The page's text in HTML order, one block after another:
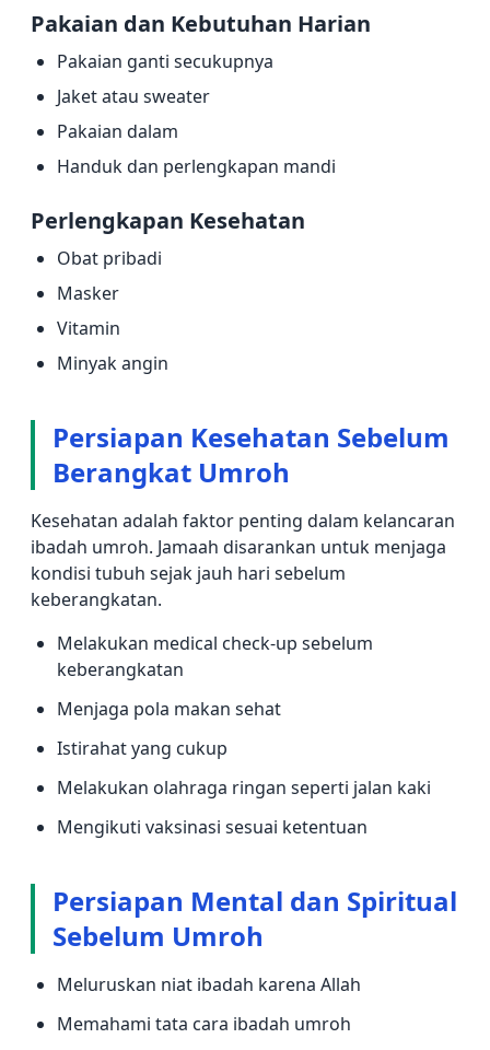
Pakaian dan Kebutuhan Harian
Pakaian ganti secukupnya
Jaket atau sweater
Pakaian dalam
Handuk dan perlengkapan mandi
Perlengkapan Kesehatan
Obat pribadi
Masker
Vitamin
Minyak angin
Persiapan Kesehatan Sebelum
Berangkat Umroh
Kesehatan adalah faktor penting dalam kelancaran
ibadah umroh. Jamaah disarankan untuk menjaga
kondisi tubuh sejak jauh hari sebelum
keberangkatan.
Melakukan medical check-up sebelum
keberangkatan
Menjaga pola makan sehat
Istirahat yang cukup
Melakukan olahraga ringan seperti jalan kaki
Mengikuti vaksinasi sesuai ketentuan
Persiapan Mental dan Spiritual
Sebelum Umroh
Meluruskan niat ibadah karena Allah
Memahami tata cara ibadah umroh